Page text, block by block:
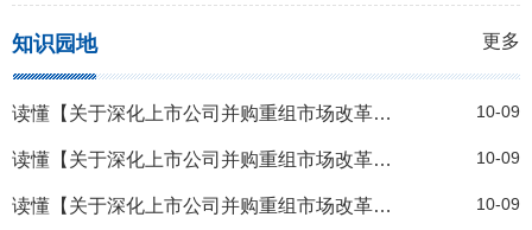
知识园地 更多
读懂【关于深化上市公司并购重组市场改革的意见】——鼓励上市公司加强产业整合 10-09
读懂【关于深化上市公司并购重组市场改革的意见】——进一步提高监管包容度 10-09
读懂【关于深化上市公司并购重组市场改革的意见】——提升中介机构服务水平 10-09